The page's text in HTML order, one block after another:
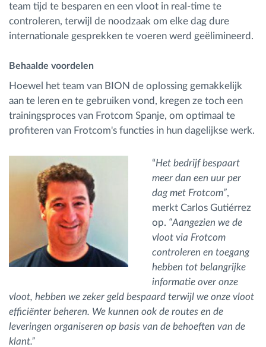
team tijd te besparen en een vloot in real-time te
controleren, terwijl de noodzaak om elke dag dure
internationale gesprekken te voeren werd geëlimineerd.
Behaalde voordelen
Hoewel het team van BION de oplossing gemakkelijk
aan te leren en te gebruiken vond, kregen ze toch een
trainingsproces van Frotcom Spanje, om optimaal te
profiteren van Frotcom's functies in hun dagelijkse werk.
“Het bedrijf bespaart
meer dan een uur per
dag met Frotcom”,
merkt Carlos Gutiérrez
op. “Aangezien we de
vloot via Frotcom
controleren en toegang
hebben tot belangrijke
informatie over onze
vloot, hebben we zeker geld bespaard terwijl we onze vloot
efficiënter beheren. We kunnen ook de routes en de
leveringen organiseren op basis van de behoeften van de
klant.”